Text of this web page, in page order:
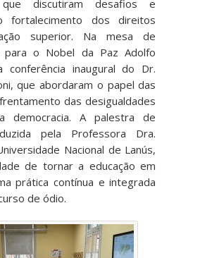
discutiram desafios e
fortalecimento dos direitos
superior. Na mesa de
para o Nobel da Paz Adolfo
inaugural do Dr.
que abordaram o papel das
das desigualdades
democracia. A palestra de
pela Professora Dra.
Nacional de Lanús,
de tornar a educação em
prática contínua e integrada
de ódio.